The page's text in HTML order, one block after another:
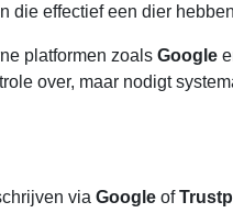
effectief een dier
platformen zoals Google
over, maar nodigt
via Google of